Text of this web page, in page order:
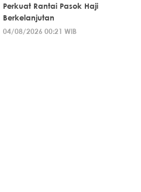
Perkuat Rantai Pasok Haji
Berkelanjutan
04/08/2026 00:21 WIB